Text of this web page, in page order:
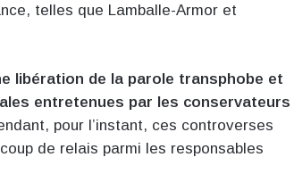
telles que Lamballe-Armor et
libération de la parole transphobe et
entretenues par les conservateurs
pour l’instant, ces controverses
de relais parmi les responsables